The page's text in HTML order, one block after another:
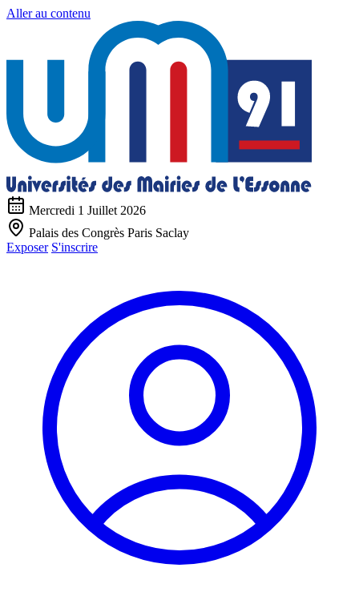
Aller au contenu
Mercredi 1 Juillet 2026
Palais des Congrès Paris Saclay
Exposer S'inscrire